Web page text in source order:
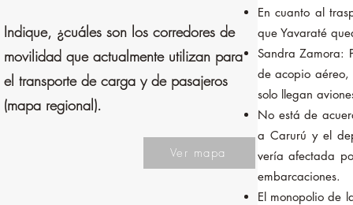
Indique, ¿cuáles son los corredores de
movilidad que actualmente utilizan para
el transporte de carga y de pasajeros
(mapa regional).
Ver mapa
En cuanto al
que Yavaraté
Sandra Zamora:
de acopio aéreo,
solo llegan
No está de
a Carurú y el
vería afectada
embarcaciones.
El monopolio de